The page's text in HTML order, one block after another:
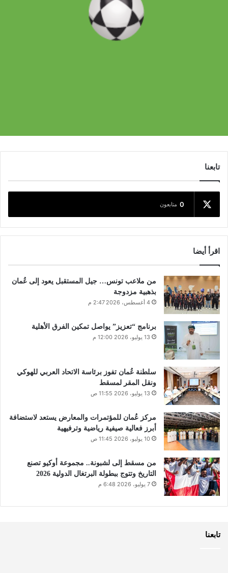
تابعنا
0 متابعون
اقرأ أيضا
من ملاعب تونس… جيل المستقبل يعود إلى عُمان
بذهبية مزدوجة
4 أغسطس، 2026 2:47 م
برنامج “تعزيز” يواصل تمكين الفرق الأهلية
13 يوليو، 2026 12:00 م
سلطنة عُمان تفوز برئاسة الاتحاد العربي للهوكي
ونقل المقر لمسقط
13 يوليو، 2026 11:55 ص
مركز عُمان للمؤتمرات والمعارض يستعد لاستضافة
أبرز فعالية صيفية رياضية وترفيهية
10 يوليو، 2026 11:45 ص
من مسقط إلى لشبونة.. مجموعة أوكيو تصنع
التاريخ وتتوج ببطولة البرتغال الدولية 2026
7 يوليو، 2026 6:48 م
تابعنا